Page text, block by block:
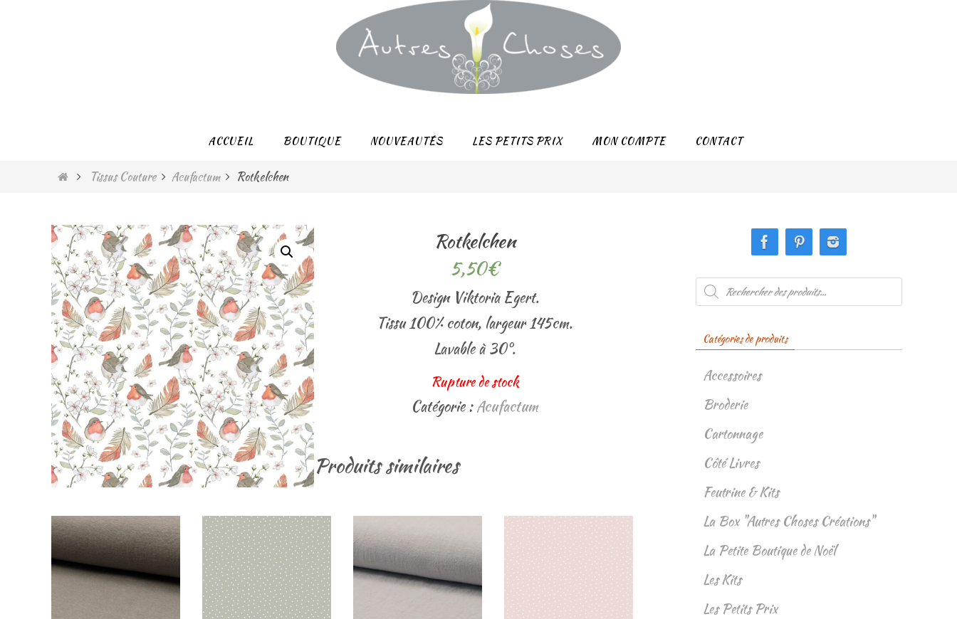
ACCUEIL BOUTIQUE NOUVEAUTÉS LES PETITS PRIX MON COMPTE CONTACT
HomeTissus Couture Acufactum Rotkelchen
Rotkelchen
5,50€
Design Viktoria Egert.
Tissu 100% coton, largeur 145cm.
Lavable à 30°.
Rupture de stock
Catégorie :Acufactum
Produits similaires
Recherche
de
produits
Catégories de produits
Accessoires
Broderie
Cartonnage
Côté Livres
Feutrine & Kits
La Box "Autres Choses Créations"
La Petite Boutique de Noël
Les Kits
Les Petits Prix